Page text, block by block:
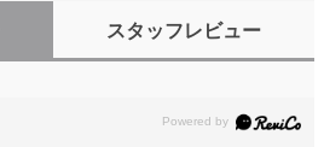
スタッフレビュー